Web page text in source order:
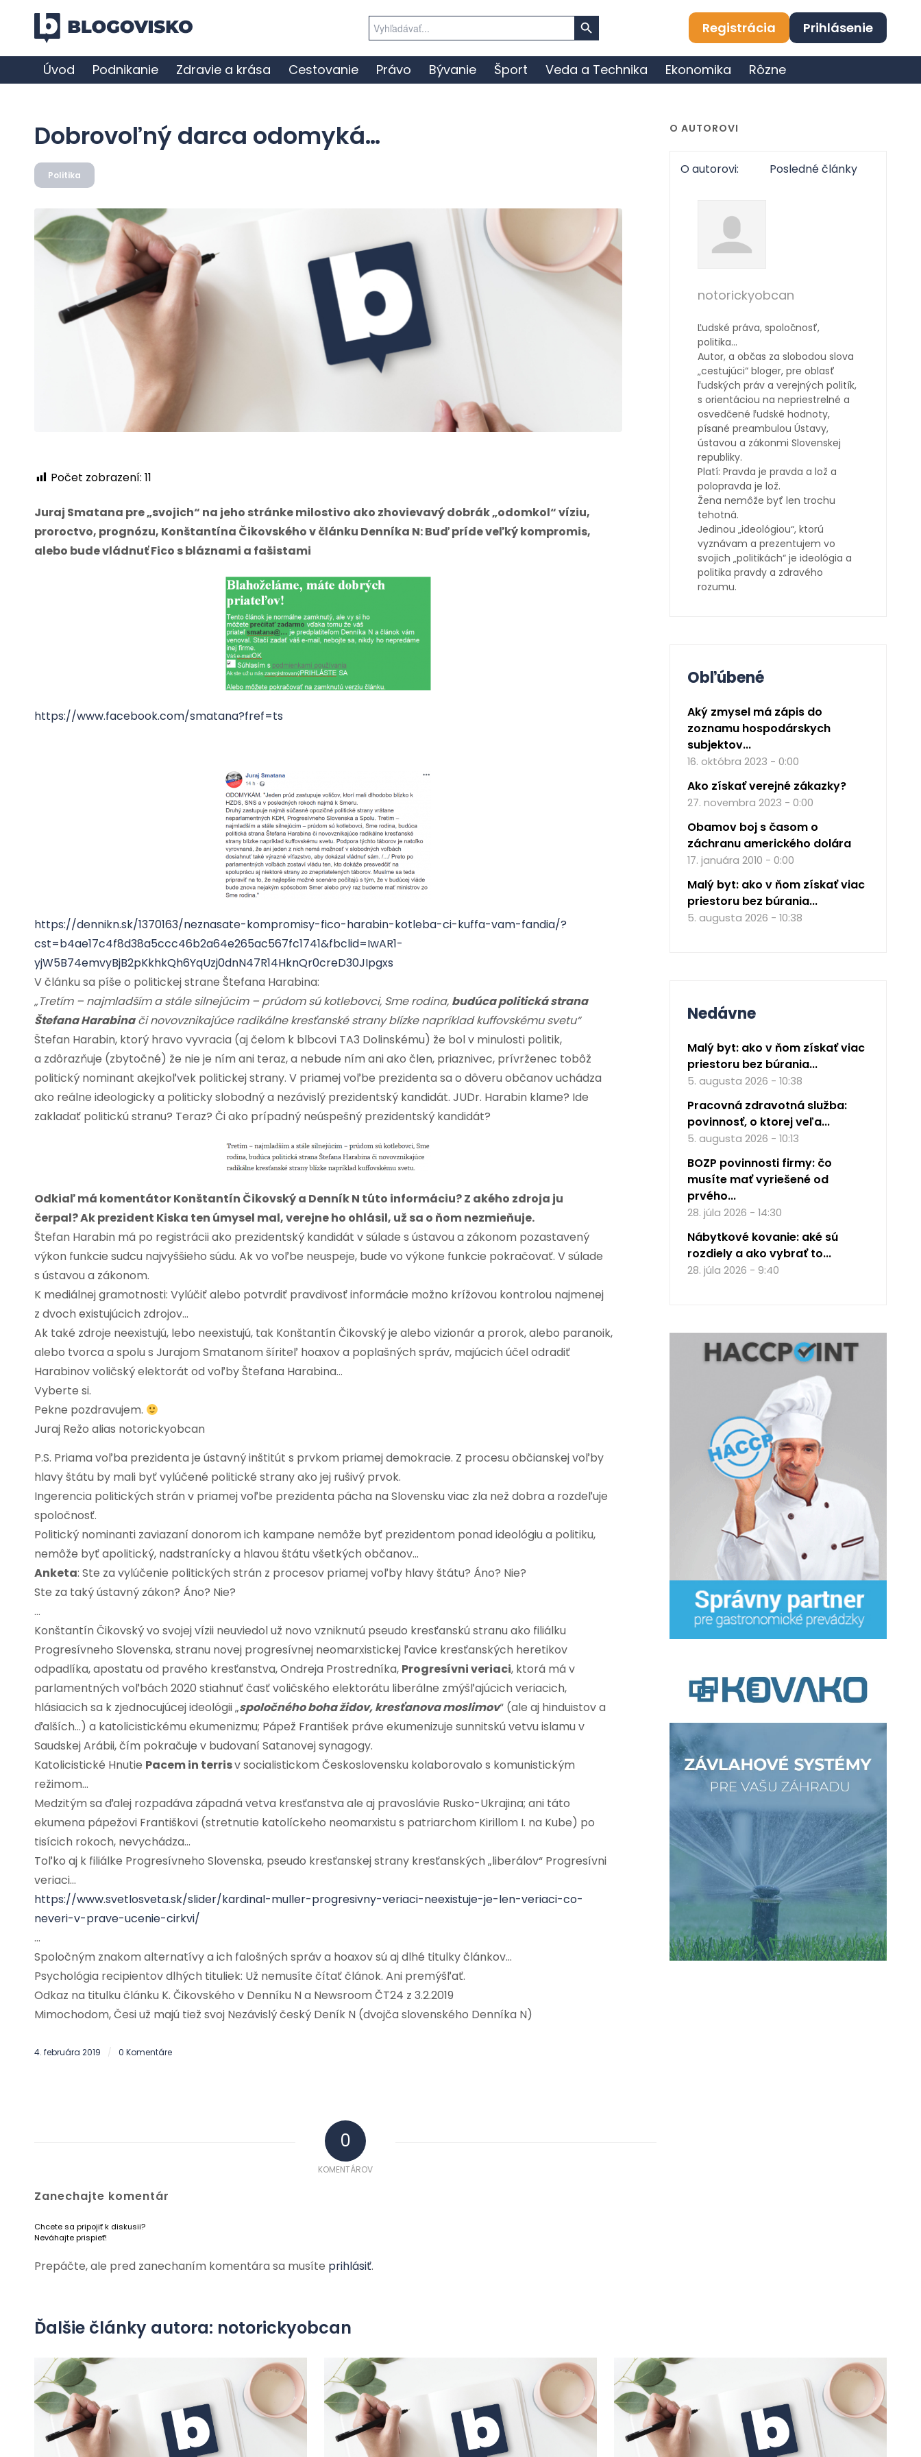
for:
Search Button
Registrácia Prihlásenie
Úvod Podnikanie Zdravie a krása Cestovanie Právo Bývanie Šport Veda a Technika Ekonomika Rôzne
Dobrovoľný darca odomyká…
Politika
Počet zobrazení: 11
Juraj Smatana pre „svojich“ na jeho stránke milostivo ako zhovievavý dobrák „odomkol“ víziu,
proroctvo, prognózu, Konštantína Čikovského v článku Denníka N: Buď príde veľký kompromis,
alebo bude vládnuť Fico s bláznami a fašistami
https://www.facebook.com/smatana?fref=ts
https://dennikn.sk/1370163/neznasate-kompromisy-fico-harabin-kotleba-ci-kuffa-vam-fandia/?
cst=b4ae17c4f8d38a5ccc46b2a64e265ac567fc1741&fbclid=IwAR1-
yjW5B74emvyBjB2pKkhkQh6YqUzj0dnN47R14HknQr0creD30JIpgxs
V článku sa píše o politickej strane Štefana Harabina:
„Tretím – najmladším a stále silnejúcim – prúdom sú kotlebovci, Sme rodina, budúca politická strana
Štefana Harabinači novovznikajúce radikálne kresťanské strany blízke napríklad kuffovskému svetu“
Štefan Harabin, ktorý hravo vyvracia (aj čelom k blbcovi TA3 Dolinskému) že bol v minulosti politik,
a zdôrazňuje (zbytočné) že nie je ním ani teraz, a nebude ním ani ako člen, priaznivec, prívrženec tobôž
politický nominant akejkoľvek politickej strany. V priamej voľbe prezidenta sa o dôveru občanov uchádza
ako reálne ideologicky a politicky slobodný a nezávislý prezidentský kandidát. JUDr. Harabin klame? Ide
zakladať politickú stranu? Teraz? Či ako prípadný neúspešný prezidentský kandidát?
Odkiaľ má komentátor Konštantín Čikovský a Denník N túto informáciu? Z akého zdroja ju
čerpal?Ak prezident Kiska ten úmysel mal, verejne ho ohlásil, už sa o ňom nezmieňuje.
Štefan Harabin má po registrácii ako prezidentský kandidát v súlade s ústavou a zákonom pozastavený
výkon funkcie sudcu najvyššieho súdu. Ak vo voľbe neuspeje, bude vo výkone funkcie pokračovať. V súlade
s ústavou a zákonom.
K mediálnej gramotnosti: Vylúčiť alebo potvrdiť pravdivosť informácie možno krížovou kontrolou najmenej
z dvoch existujúcich zdrojov…
Ak také zdroje neexistujú, lebo neexistujú, tak Konštantín Čikovský je alebo vizionár a prorok, alebo paranoik,
alebo tvorca a spolu s Jurajom Smatanom šíriteľ hoaxov a poplašných správ, majúcich účel odradiť
Harabinov voličský elektorát od voľby Štefana Harabina…
Vyberte si.
Pekne pozdravujem.
Juraj Režo alias notorickyobcan
P.S. Priama voľba prezidenta je ústavný inštitút s prvkom priamej demokracie. Z procesu občianskej voľby
hlavy štátu by mali byť vylúčené politické strany ako jej rušivý prvok.
Ingerencia politických strán v priamej voľbe prezidenta pácha na Slovensku viac zla než dobra a rozdeľuje
spoločnosť.
Politický nominanti zaviazaní donorom ich kampane nemôže byť prezidentom ponad ideológiu a politiku,
nemôže byť apolitický, nadstranícky a hlavou štátu všetkých občanov…
Anketa: Ste za vylúčenie politických strán z procesov priamej voľby hlavy štátu? Áno? Nie?
Ste za taký ústavný zákon? Áno? Nie?
…
Konštantín Čikovský vo svojej vízii neuviedol už novo vzniknutú pseudo kresťanskú stranu ako filiálku
Progresívneho Slovenska, stranu novej progresívnej neomarxistickej ľavice kresťanských heretikov
odpadlíka, apostatu od pravého kresťanstva, Ondreja Prostredníka, Progresívni veriaci, ktorá má v
parlamentných voľbách 2020 stiahnuť časť voličského elektorátu liberálne zmýšľajúcich veriacich,
hlásiacich sa k zjednocujúcej ideológii „spoločného boha židov, kresťanova moslimov“ (ale aj hinduistov a
ďalších…) a katolicistickému ekumenizmu; Pápež František práve ekumenizuje sunnitskú vetvu islamu v
Saudskej Arábii, čím pokračuje v budovaní Satanovej synagogy.
Katolicistické Hnutie Pacem in terrisv socialistickom Československu kolaborovalo s komunistickým
režimom…
Medzitým sa ďalej rozpadáva západná vetva kresťanstva ale aj pravoslávie Rusko-Ukrajina; ani táto
ekumena pápežovi Františkovi (stretnutie katolíckeho neomarxistu s patriarchom Kirillom I. na Kube) po
tisícich rokoch, nevychádza…
Toľko aj k filiálke Progresívneho Slovenska, pseudo kresťanskej strany kresťanských „liberálov“ Progresívni
veriaci…
https://www.svetlosveta.sk/slider/kardinal-muller-progresivny-veriaci-neexistuje-je-len-veriaci-co-
neveri-v-prave-ucenie-cirkvi/
…
Spoločným znakom alternatívy a ich falošných správ a hoaxov sú aj dlhé titulky článkov…
Psychológia recipientov dlhých tituliek: Už nemusíte čítať článok. Ani premýšľať.
Odkaz na titulku článku K. Čikovského v Denníku N a Newsroom ČT24 z 3.2.2019
Mimochodom, Česi už majú tiež svoj Nezávislý český Deník N (dvojča slovenského Denníka N)
4. februára 2019 / 0 Komentáre
0
KOMENTÁROV
Zanechajte komentár
Chcete sa pripojiť k diskusii?
Neváhajte prispieť!
Prepáčte, ale pred zanechaním komentára sa musíte prihlásiť.
O AUTOROVI
O autorovi: Posledné články
notorickyobcan
Ľudské práva, spoločnosť,
politika…
Autor, a občas za slobodou slova
„cestujúci“ bloger, pre oblasť
ľudských práv a verejných politík,
s orientáciou na nepriestrelné a
osvedčené ľudské hodnoty,
písané preambulou Ústavy,
ústavou a zákonmi Slovenskej
republiky.
Platí: Pravda je pravda a lož a
polopravda je lož.
Žena nemôže byť len trochu
tehotná.
Jedinou „ideológiou“, ktorú
vyznávam a prezentujem vo
svojich „politikách“ je ideológia a
politika pravdy a zdravého
rozumu.
Obľúbené
Aký zmysel má zápis do
zoznamu hospodárskych
subjektov...
16. októbra 2023 - 0:00
Ako získať verejné zákazky?
27. novembra 2023 - 0:00
Obamov boj s časom o
záchranu amerického dolára
17. januára 2010 - 0:00
Malý byt: ako v ňom získať viac
priestoru bez búrania...
5. augusta 2026 - 10:38
Nedávne
Malý byt: ako v ňom získať viac
priestoru bez búrania...
5. augusta 2026 - 10:38
Pracovná zdravotná služba:
povinnosť, o ktorej veľa...
5. augusta 2026 - 10:13
BOZP povinnosti firmy: čo
musíte mať vyriešené od
prvého...
28. júla 2026 - 14:30
Nábytkové kovanie: aké sú
rozdiely a ako vybrať to...
28. júla 2026 - 9:40
Ďalšie články autora: notorickyobcan